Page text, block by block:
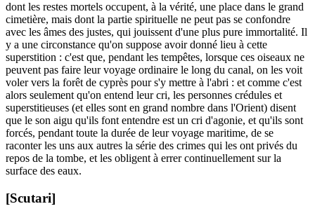
dont les restes mortels occupent, à la vérité, une place dans le grand
cimetière, mais dont la partie spirituelle ne peut pas se confondre
avec les âmes des justes, qui jouissent d'une plus pure immortalité. Il
y a une circonstance qu'on suppose avoir donné lieu à cette
superstition : c'est que, pendant les tempêtes, lorsque ces oiseaux ne
peuvent pas faire leur voyage ordinaire le long du canal, on les voit
voler vers la forêt de cyprès pour s'y mettre à l'abri : et comme c'est
alors seulement qu'on entend leur cri, les personnes crédules et
superstitieuses (et elles sont en grand nombre dans l'Orient) disent
que le son aigu qu'ils font entendre est un cri d'agonie, et qu'ils sont
forcés, pendant toute la durée de leur voyage maritime, de se
raconter les uns aux autres la série des crimes qui les ont privés du
repos de la tombe, et les obligent à errer continuellement sur la
surface des eaux.
[Scutari]